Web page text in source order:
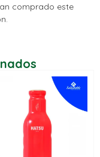
comprado este